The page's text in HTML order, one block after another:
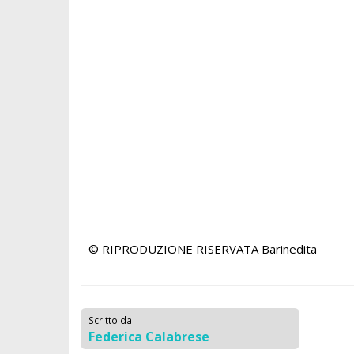
© RIPRODUZIONE RISERVATA Barinedita
Scritto da
Federica Calabrese